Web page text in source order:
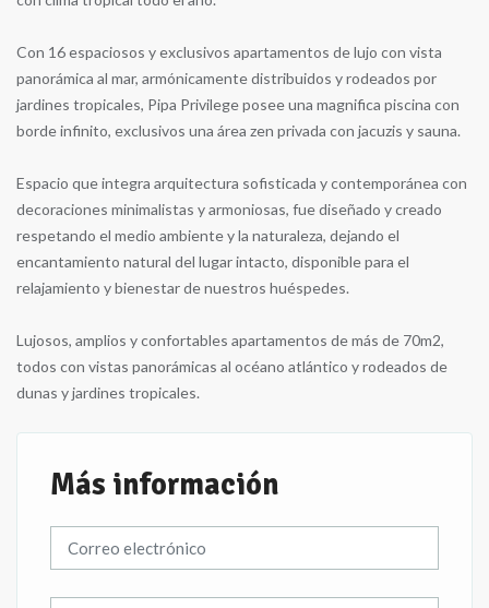
Con 16 espaciosos y exclusivos apartamentos de lujo con vista
panorámica al mar, armónicamente distribuidos y rodeados por
jardines tropicales, Pipa Privilege posee una magnifica piscina con
borde infinito, exclusivos una área zen privada con jacuzis y sauna.
Espacio que integra arquitectura sofisticada y contemporánea con
decoraciones minimalistas y armoniosas, fue diseñado y creado
respetando el medio ambiente y la naturaleza, dejando el
encantamiento natural del lugar intacto, disponible para el
relajamiento y bienestar de nuestros huéspedes.
Lujosos, amplios y confortables apartamentos de más de 70m2,
todos con vistas panorámicas al océano atlántico y rodeados de
dunas y jardines tropicales.
Más información